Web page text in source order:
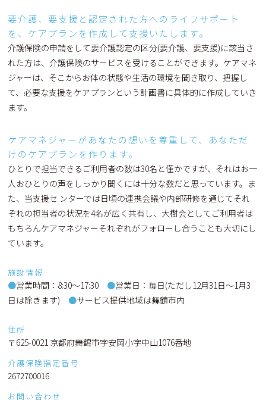
要介護、要支援と認定された方へのライフサポート
を、ケアプランを作成して支援いたします。
介護保険の申請をして要介護認定の区分(要介護、要支援)に該当さ
れた方は、介護保険のサービスを受けることができます。ケアマネ
ジャーは、そこからお体の状態や生活の環境を聞き取り、把握し
て、必要な支援をケアプランという計画書に具体的に作成していき
ます。
ケアマネジャーがあなたの想いを尊重して、あなただ
けのケアプランを作ります。
ひとりで担当できるご利用者の数は30名と僅かですが、それはお一
人おひとりの声をしっかり聞くには十分な数だと思っています。ま
た、当支援セ ンターでは日頃の連携会議や内部研修を通じてそれ
ぞれの担当者の状況を4名が広く共有し、大樹会としてご利用者は
もちろんケアマネジャーそれぞれがフォローし合うことも大切にし
ています。
施設情報
●営業時間：8:30～17:30 ●営業日：毎日(ただし12月31日～1月3
日は除きます) ●サービス提供地域は舞鶴市内
住所
〒625-0021 京都府舞鶴市字安岡小字中山1076番地
介護保険指定番号
2672700016
お問い合わせ